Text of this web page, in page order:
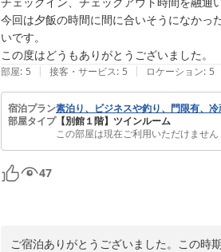
今回は夕飯の時間に間に合いそうになかっ
いです。
この度はどうもありがとうございました。
部屋: 5 | 接客・サービス: 5 | ロケーション: 5
宿泊プラン素泊り、ビジネスや釣り、門限有、
部屋タイプ【別館１階】ツインルーム
この部屋は現在ご利用いただけません
47
ご宿泊ありがとうございました。この時